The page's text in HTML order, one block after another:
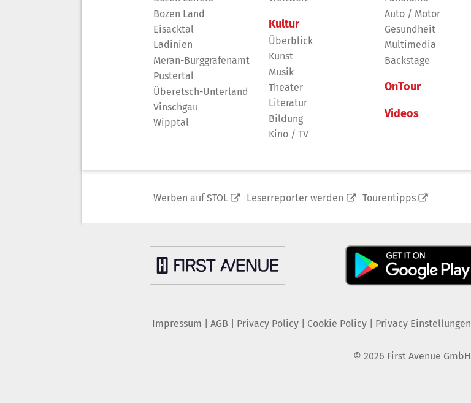
Bozen Land
Eisacktal
Ladinien
Meran-Burggrafenamt
Pustertal
Überetsch-Unterland
Vinschgau
Wipptal
Kultur
Überblick
Kunst
Musik
Theater
Literatur
Bildung
Kino / TV
Auto / Motor
Gesundheit
Multimedia
Backstage
OnTour
Videos
Werben auf STOL Leserreporter werden Tourentipps
Impressum AGB Privacy Policy| Cookie Policy| Privacy Einstellungen
© 2026 First Avenue GmbH